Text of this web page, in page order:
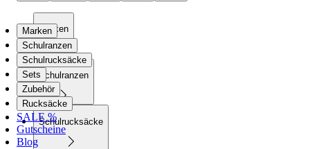
Marken
Schulranzen
Schulrucksäcke
Marken
Schulranzen
Schulrucksäcke
Sets
Zubehör
Rucksäcke
SALE %
Gutscheine
Blog